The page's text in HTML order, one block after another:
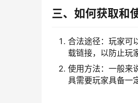
三、如何获取和
合法途径：玩家可
载链接，以防止玩
使用方法：一般来
具需要玩家具备一